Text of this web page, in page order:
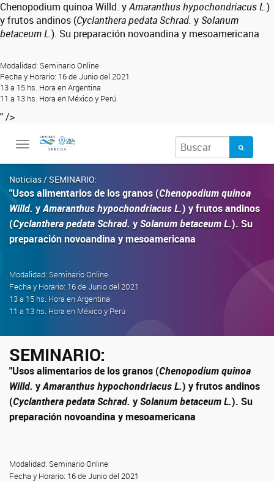
Chenopodium quinoa Willd. yAmaranthus hypochondriacus L.)
y frutos andinos (Cyclanthera pedata Schrad. ySolanum
betaceum L.). Su preparación novoandina y mesoamericana
Modalidad: Seminario Online
Fecha y Horario: 16 de Junio del 2021
13 a 15 hs. Hora en Argentina
11 a 13 hs. Hora en México y Perú
" />
Toggle
Noticias / SEMINARIO:
"Usos alimentarios de los granos (Chenopodium quinoa
Willd. yAmaranthus hypochondriacus L.) y frutos andinos
(Cyclanthera pedata Schrad. ySolanum betaceum L.). Su
preparación novoandina y mesoamericana
Modalidad: Seminario Online
Fecha y Horario: 16 de Junio del 2021
13 a 15 hs. Hora en Argentina
11 a 13 hs. Hora en México y Perú
SEMINARIO:
"Usos alimentarios de los granos (Chenopodium quinoa
Willd. yAmaranthus hypochondriacus L.) y frutos andinos
(Cyclanthera pedata Schrad. ySolanum betaceum L.). Su
preparación novoandina y mesoamericana
Modalidad: Seminario Online
Fecha y Horario: 16 de Junio del 2021